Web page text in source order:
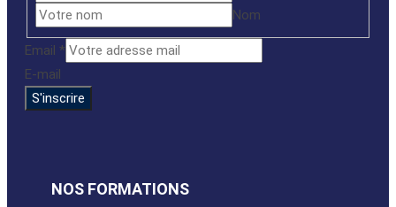
Nom
Email
Name
Email *
E-mail
S'inscrire
NOS FORMATIONS